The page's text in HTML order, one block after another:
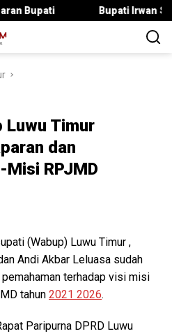
Bupati Irwan Serahkan
Luwu Timur
dan
Misi RPJMD
(Wabup) Luwu Timur ,
Andi Akbar Leluasa sudah
terhadap visi misi
tahun 2021 2026.
Paripurna DPRD Luwu